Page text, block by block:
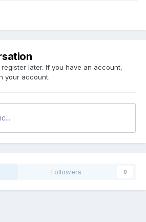
later. If you have an account,
your account.
Followers 0